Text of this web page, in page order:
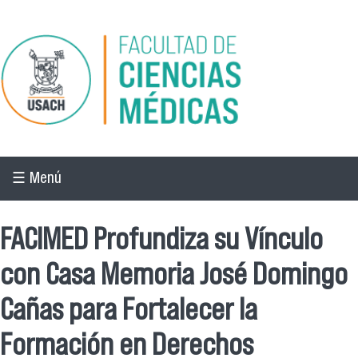
Pasar al contenido principal
☰ Menú
FACIMED Profundiza su Vínculo
con Casa Memoria José Domingo
Cañas para Fortalecer la
Formación en Derechos